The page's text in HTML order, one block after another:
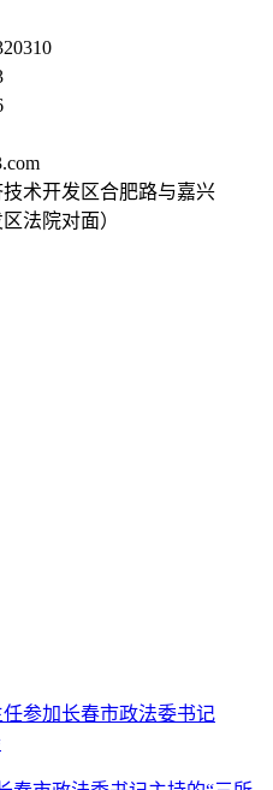
术开发区合肥路与嘉兴
法院对面）